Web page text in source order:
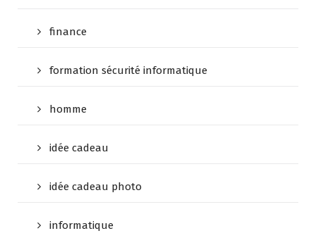
finance
formation sécurité informatique
homme
idée cadeau
idée cadeau photo
informatique